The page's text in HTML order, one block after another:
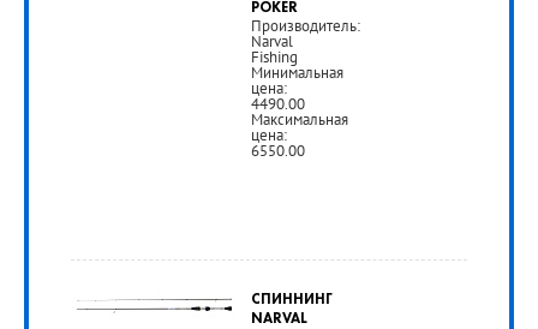
POKER
Производитель:
Narval
Fishing
Минимальная
цена:
4490.00
Максимальная
цена:
6550.00
4
490
СПИННИНГ
NARVAL